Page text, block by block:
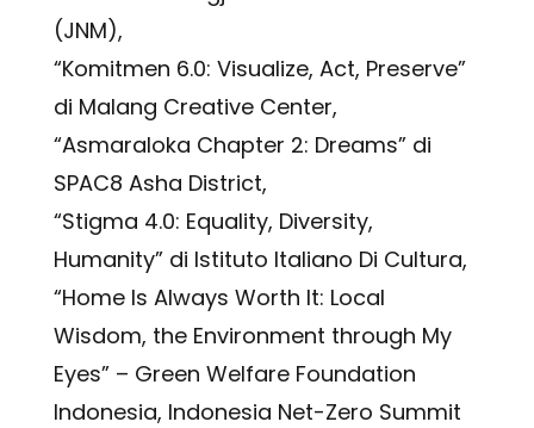
(JNM),
“Komitmen 6.0: Visualize, Act, Preserve”
di Malang Creative Center,
“Asmaraloka Chapter 2: Dreams” di
SPAC8 Asha District,
“Stigma 4.0: Equality, Diversity,
Humanity” di Istituto Italiano Di Cultura,
“Home Is Always Worth It: Local
Wisdom, the Environment through My
Eyes” – Green Welfare Foundation
Indonesia, Indonesia Net-Zero Summit